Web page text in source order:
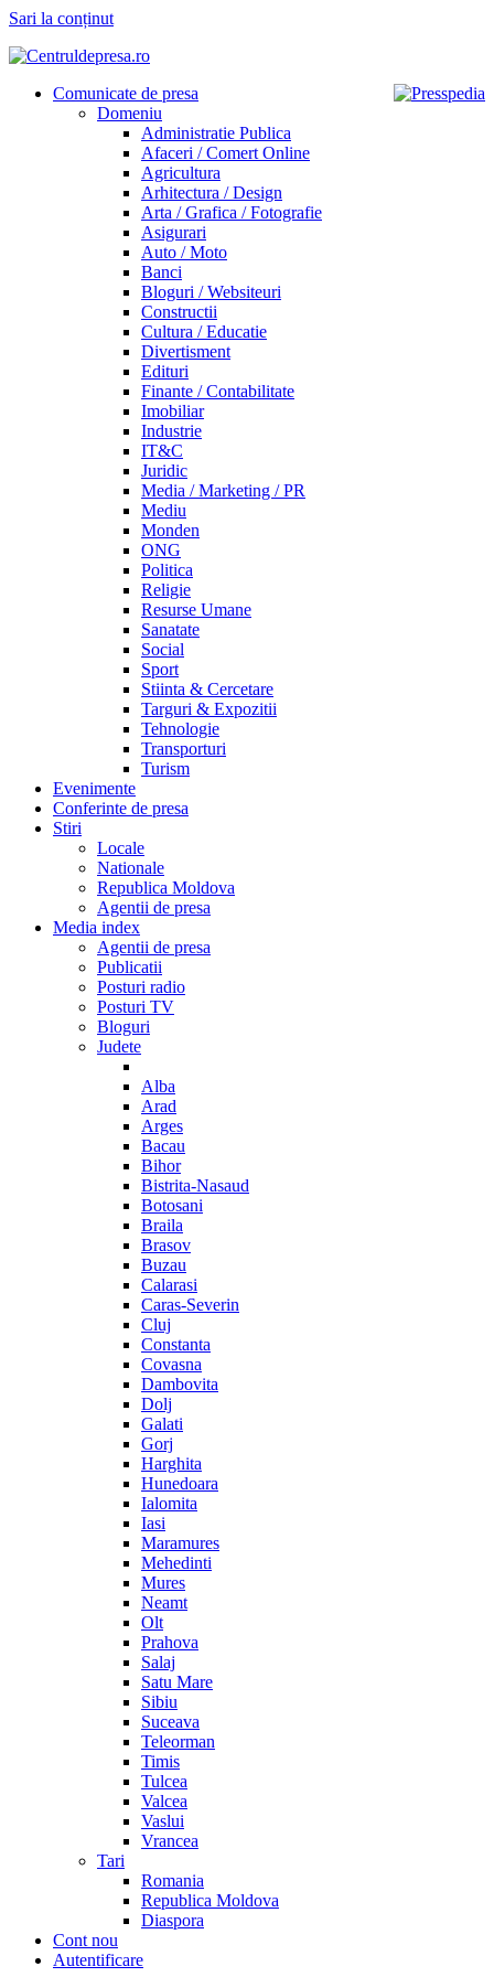
Sari la conținut
Comunicate de presa
Domeniu
Administratie Publica
Afaceri / Comert Online
Agricultura
Arhitectura / Design
Arta / Grafica / Fotografie
Asigurari
Auto / Moto
Banci
Bloguri / Websiteuri
Constructii
Cultura / Educatie
Divertisment
Edituri
Finante / Contabilitate
Imobiliar
Industrie
IT&C
Juridic
Media / Marketing / PR
Mediu
Monden
ONG
Politica
Religie
Resurse Umane
Sanatate
Social
Sport
Stiinta & Cercetare
Targuri & Expozitii
Tehnologie
Transporturi
Turism
Evenimente
Conferinte de presa
Stiri
Locale
Nationale
Republica Moldova
Agentii de presa
Media index
Agentii de presa
Publicatii
Posturi radio
Posturi TV
Bloguri
Judete
Alba
Arad
Arges
Bacau
Bihor
Bistrita-Nasaud
Botosani
Braila
Brasov
Buzau
Calarasi
Caras-Severin
Cluj
Constanta
Covasna
Dambovita
Dolj
Galati
Gorj
Harghita
Hunedoara
Ialomita
Iasi
Maramures
Mehedinti
Mures
Neamt
Olt
Prahova
Salaj
Satu Mare
Sibiu
Suceava
Teleorman
Timis
Tulcea
Valcea
Vaslui
Vrancea
Tari
Romania
Republica Moldova
Diaspora
Cont nou
Autentificare